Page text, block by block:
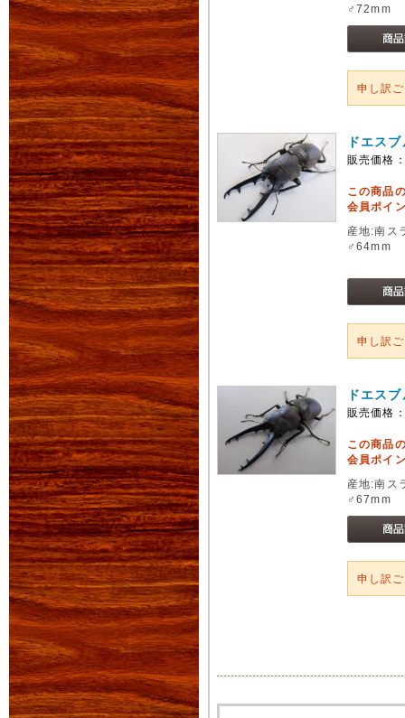
♂72mm
申し訳
ドエス
販売価格
この商品
会員ポイ
産地:南
♂64mm
申し訳
ドエス
販売価格
この商品
会員ポイ
産地:南
♂67mm
申し訳